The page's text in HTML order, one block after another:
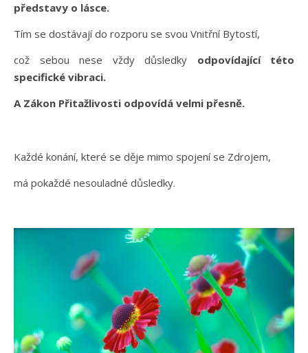
představy o lásce.
Tím se dostávají do rozporu se svou Vnitřní Bytostí,
což sebou nese vždy důsledky odpovídající této
specifické vibraci.
A Zákon Přitažlivosti odpovídá velmi přesně.
Každé konání, které se děje mimo spojení se Zdrojem,
má pokaždé nesouladné důsledky.